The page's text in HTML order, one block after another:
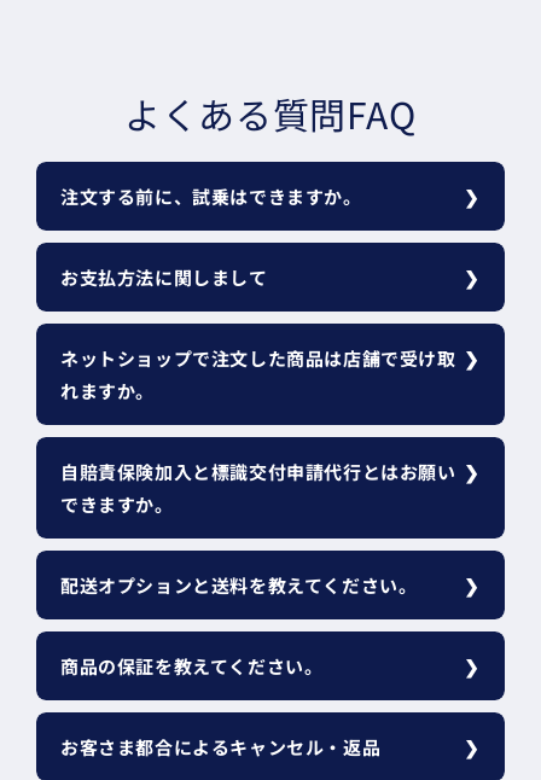
よくある質問FAQ
注文する前に、試乗はできますか。
お支払方法に関しまして
ネットショップで注文した商品は店舗で受け取
れますか。
自賠責保険加入と標識交付申請代行とはお願い
できますか。
配送オプションと送料を教えてください。
商品の保証を教えてください。
お客さま都合によるキャンセル・返品